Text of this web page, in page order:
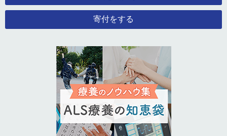
寄付をする